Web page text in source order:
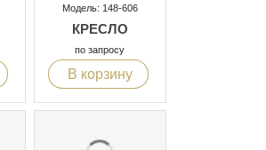
Модель: 148-606
КРЕСЛО
по запросу
В корзину